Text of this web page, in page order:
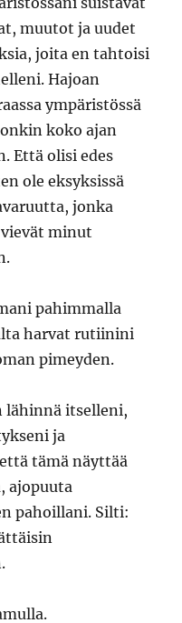
muutot ja uudet
joita en tahtoisi
Hajoan
ympäristössä
koko ajan
Että olisi edes
ole eksyksissä
jonka
minut
pahimmalla
harvat rutiinini
pimeyden.
itselleni,
ja
tämä näyttää
ajopuuta
pahoillani. Silti: